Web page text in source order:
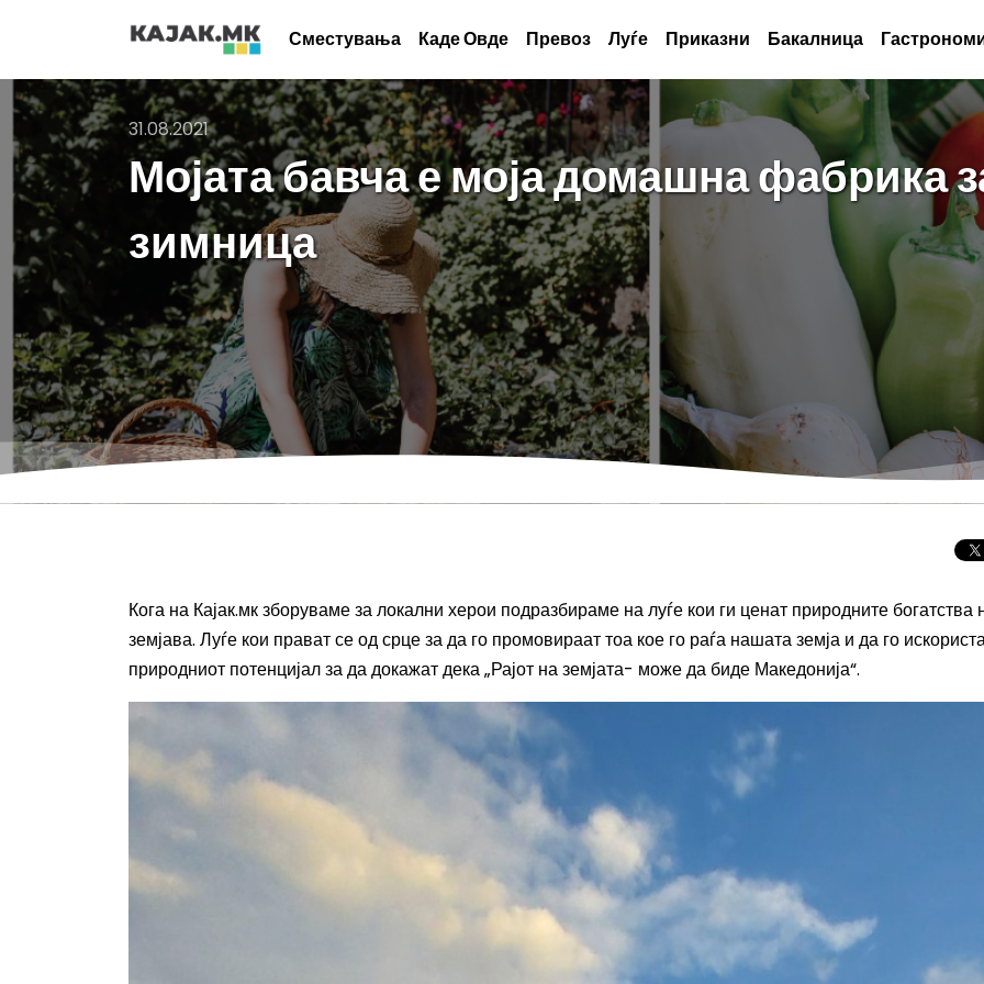
Сместувања Каде Овде Превоз Луѓе Приказни Бакалница
31.08.2021
Мојата бавча е моја домашна фабрика
зимница
Кога на Кајак.мк зборуваме за локални херои подразбираме на луѓе кои ги ценат природните богатства
земјава. Луѓе кои прават се од срце за да го промовираат тоа кое го раѓа нашата земја и да го
природниот потенцијалзада докажат дека „Рајот на земјата- може да биде Македонија“.
најголемиот
во Европа